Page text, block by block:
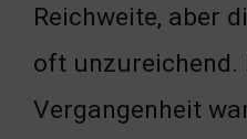
Reichweite, aber
oft unzureichend.
Vergangenheit